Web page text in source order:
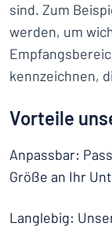
sind. Zum
werden, um
kennzeichnen,
Vorteile
Anpassbar:
Größe an Ihr
Langlebig: